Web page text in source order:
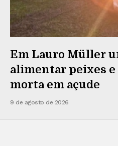
Em Lauro Müller
alimentar peixes e
morta em açude
9 de agosto de 2026